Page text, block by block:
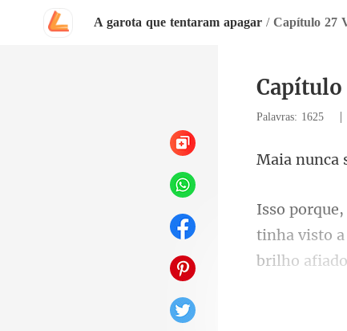
A garota que tentaram apagar / Capítulo 27
Capítulo
Palavras: 1625
visto
brilho afia